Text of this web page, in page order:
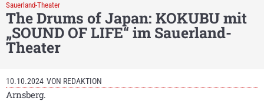
Sauerland-Theater
The Drums of Japan: KOKUBU mit
„SOUND OF LIFE“ im Sauerland-
Theater
10.10.2024 VON REDAKTION
Arnsberg.